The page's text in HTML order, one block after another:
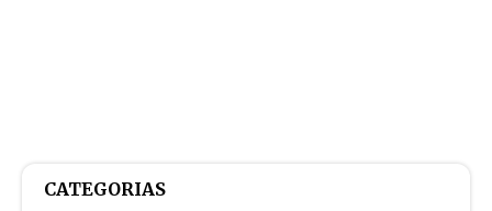
CATEGORIAS